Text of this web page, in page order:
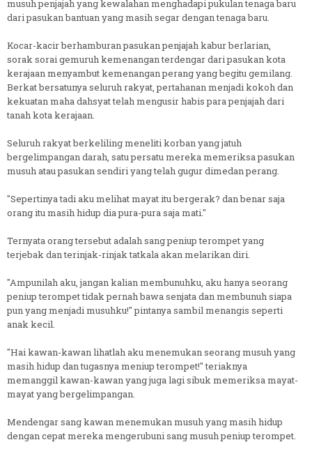
musuh penjajah yang kewalahan menghadapi pukulan tenaga baru
dari pasukan bantuan yang masih segar dengan tenaga baru.
Kocar-kacir berhamburan pasukan penjajah kabur berlarian,
sorak sorai gemuruh kemenangan terdengar dari pasukan kota
kerajaan menyambut kemenangan perang yang begitu gemilang.
Berkat bersatunya seluruh rakyat, pertahanan menjadi kokoh dan
kekuatan maha dahsyat telah mengusir habis para penjajah dari
tanah kota kerajaan.
Seluruh rakyat berkeliling meneliti korban yang jatuh
bergelimpangan darah, satu persatu mereka memeriksa pasukan
musuh atau pasukan sendiri yang telah gugur dimedan perang.
"Sepertinya tadi aku melihat mayat itu bergerak? dan benar saja
orang itu masih hidup dia pura-pura saja mati."
Ternyata orang tersebut adalah sang peniup terompet yang
terjebak dan terinjak-rinjak tatkala akan melarikan diri.
"Ampunilah aku, jangan kalian membunuhku, aku hanya seorang
peniup terompet tidak pernah bawa senjata dan membunuh siapa
pun yang menjadi musuhku!" pintanya sambil menangis seperti
anak kecil.
"Hai kawan-kawan lihatlah aku menemukan seorang musuh yang
masih hidup dan tugasnya meniup terompet!" teriaknya
memanggil kawan-kawan yang juga lagi sibuk memeriksa mayat-
mayat yang bergelimpangan.
Mendengar sang kawan menemukan musuh yang masih hidup
dengan cepat mereka mengerubuni sang musuh peniup terompet.